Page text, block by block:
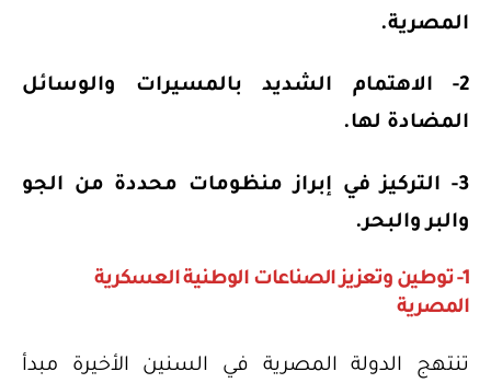
المصرية.
2- الاهتمام الشديد بالمسيرات والوسائل
المضادة لها.
3- التركيز في إبراز منظومات محددة من الجو
والبر والبحر.
1- توطين وتعزيز الصناعات الوطنية العسكرية
المصرية
تنتهج الدولة المصرية في السنين الأخيرة مبدأ